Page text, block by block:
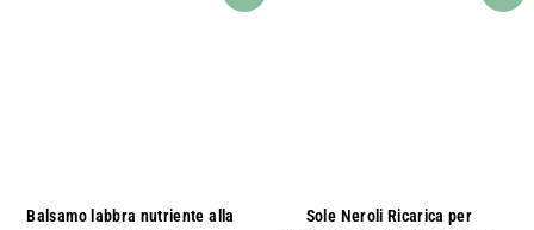
Balsamo labbra nutriente alla
Sole Neroli Ricarica per